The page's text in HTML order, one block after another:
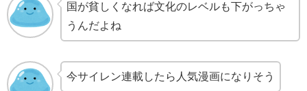
国が貧しくなれば文化のレベルも下がっちゃ
うんだよね
今サイレン連載したら人気漫画になりそう